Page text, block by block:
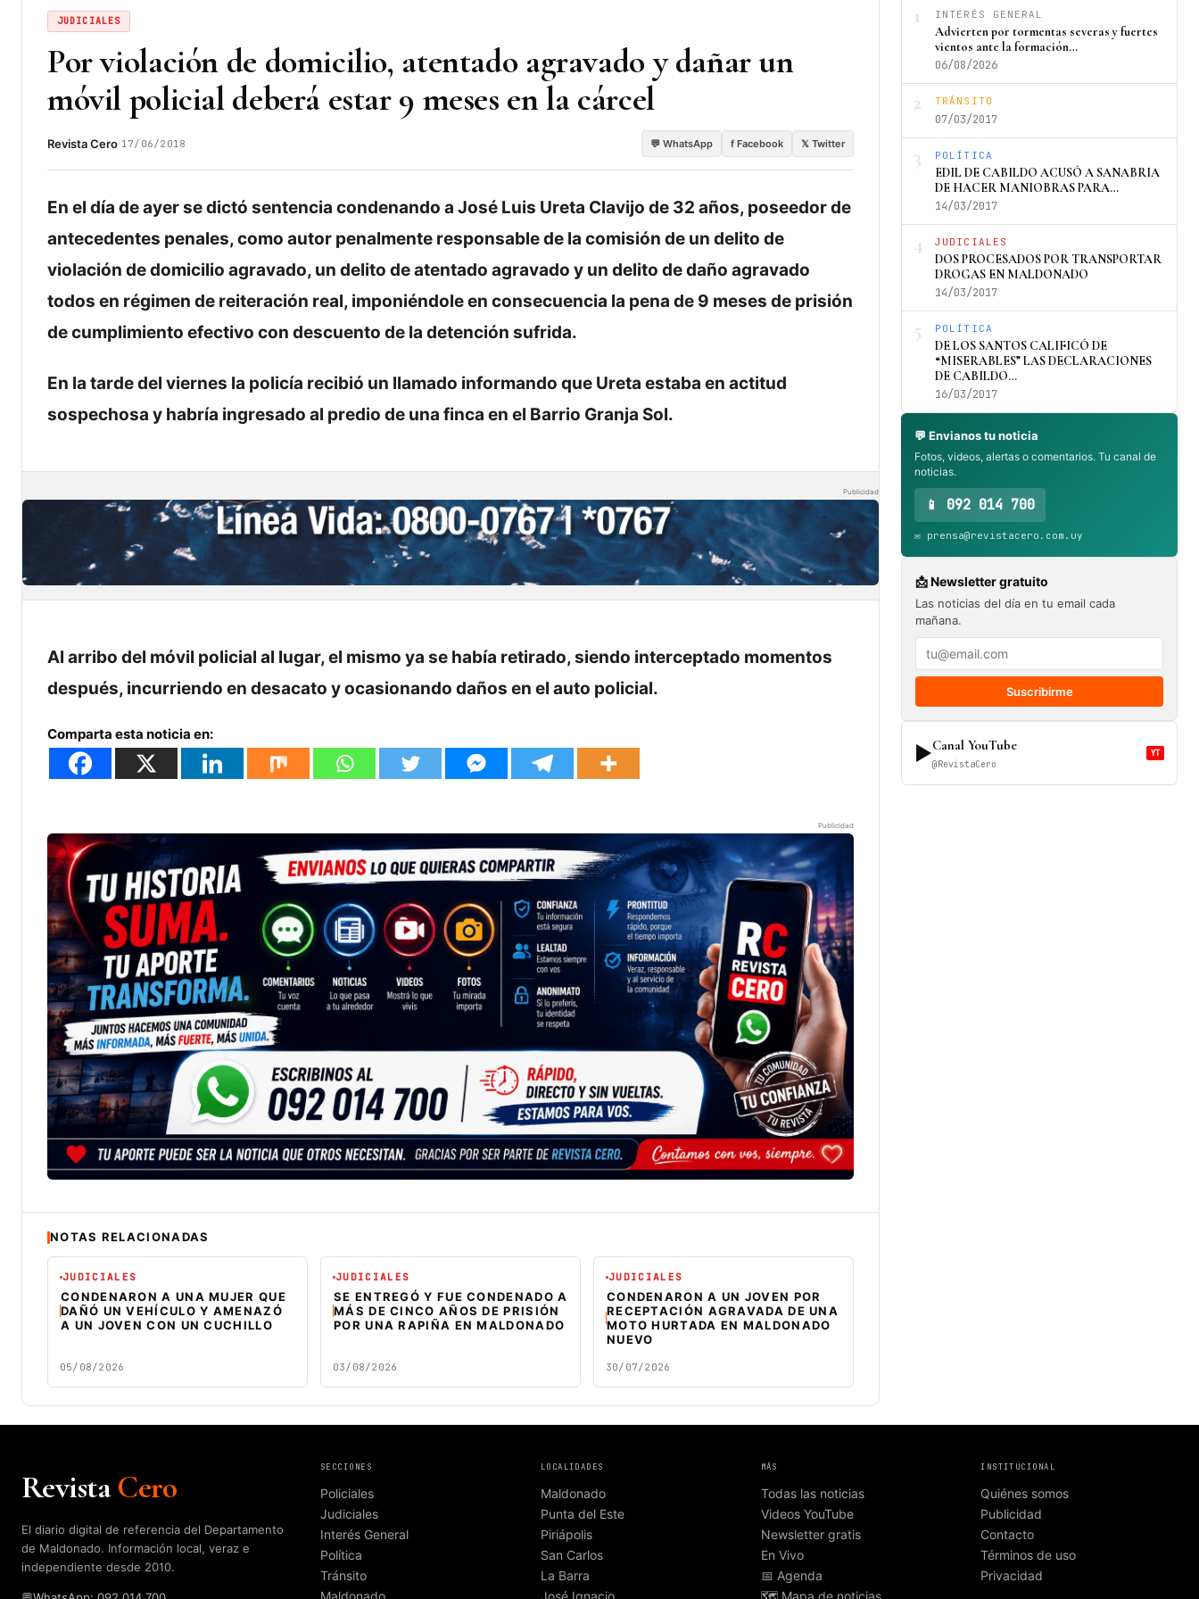
JUDICIALES
Por violación de domicilio, atentado agravado y dañar un
móvil policial deberá estar 9 meses en la cárcel
Revista Cero·17/06/2018 💬 WhatsApp f Facebook 𝕏 Twitter
En el día de ayer se dictó sentencia condenando a José Luis Ureta Clavijo de 32 años, poseedor de
antecedentes penales, como autor penalmente responsable de la comisión de un delito de
violación de domicilio agravado, un delito de atentado agravado y un delito de daño agravado
todos en régimen de reiteración real, imponiéndole en consecuencia la pena de 9 meses de prisión
de cumplimiento efectivo con descuento de la detención sufrida.
En la tarde del viernes la policía recibió un llamado informando que Ureta estaba en actitud
sospechosa y habría ingresado al predio de una finca en el Barrio Granja Sol.
Publicidad
Al arribo del móvil policial al lugar, el mismo ya se había retirado, siendo interceptado momentos
después, incurriendo en desacato y ocasionando daños en el auto policial.
Comparta esta noticia en:
Publicidad
NOTAS RELACIONADAS
JUDICIALES
CONDENARON A UNA MUJER QUE
DAÑÓ UN VEHÍCULO Y AMENAZÓ
A UN JOVEN CON UN CUCHILLO
05/08/2026
JUDICIALES
SE ENTREGÓ Y FUE CONDENADO A
MÁS DE CINCO AÑOS DE PRISIÓN
POR UNA RAPIÑA EN MALDONADO
03/08/2026
JUDICIALES
CONDENARON A UN JOVEN POR
RECEPTACIÓN AGRAVADA DE UNA
MOTO HURTADA EN MALDONADO
NUEVO
30/07/2026
1 INTERÉS GENERAL
Advierten por tormentas severas y fuertes
vientos ante la formación…
06/08/2026
2 TRÁNSITO
07/03/2017
3 POLÍTICA
EDIL DE CABILDO ACUSÓ A SANABRIA
DE HACER MANIOBRAS PARA…
14/03/2017
4 JUDICIALES
DOS PROCESADOS POR TRANSPORTAR
DROGAS EN MALDONADO
14/03/2017
5 POLÍTICA
DE LOS SANTOS CALIFICÓ DE
“MISERABLES” LAS DECLARACIONES
DE CABILDO…
16/03/2017
💬 Envianos tu noticia
Fotos, videos, alertas o comentarios. Tu canal de
noticias.
📱 092 014 700
✉️ prensa@revistacero.com.uy
📩 Newsletter gratuito
Las noticias del día en tu email cada
mañana.
Suscribirme
▶Canal YouTube
@RevistaCero
YT
RevistaCero
El diario digital de referencia del Departamento
de Maldonado. Información local, veraz e
independiente desde 2010.
SECCIONES
Policiales
Judiciales
Interés General
Política
Tránsito
LOCALIDADES
Maldonado
Punta del Este
Piriápolis
San Carlos
La Barra
MÁS
Todas las noticias
Videos YouTube
Newsletter gratis
En Vivo
📅 Agenda
INSTITUCIONAL
Quiénes somos
Publicidad
Contacto
Términos de uso
Privacidad